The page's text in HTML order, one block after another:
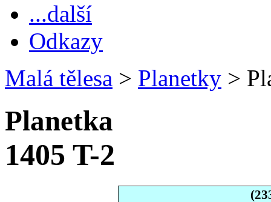
...další
Odkazy
Malá tělesa > Planetky >
Planetka
1405 T-2